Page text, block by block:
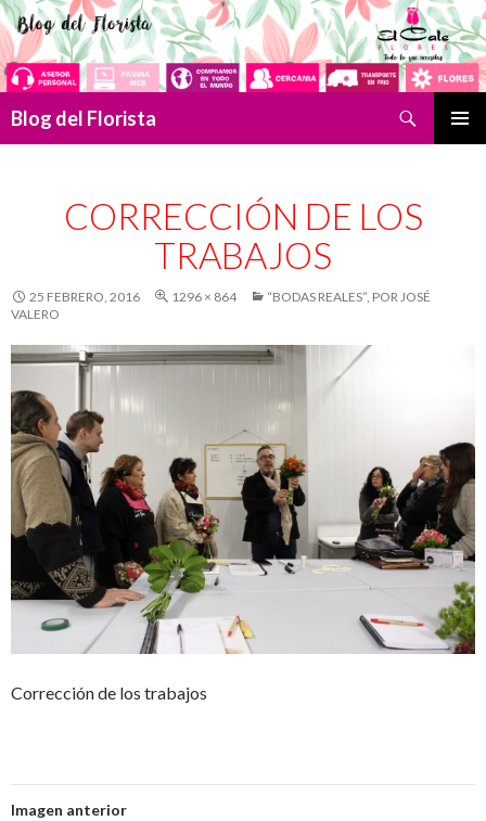
Blog del Florista
CORRECCIÓN DE LOS
TRABAJOS
25 FEBRERO, 2016 1296 × 864
“BODAS REALES”, POR JOSÉ
VALERO
Corrección de los trabajos
Imagen anterior